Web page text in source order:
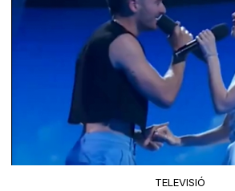
TELEVISIÓ